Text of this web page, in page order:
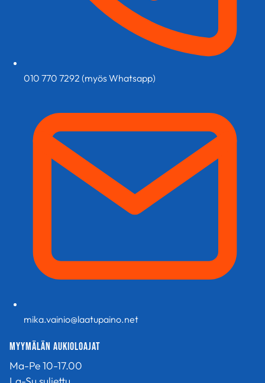
010 770 7292 (myös Whatsapp)
mika.vainio@laatupaino.net
Myymälän aukioloajat
Ma-Pe 10-17.00